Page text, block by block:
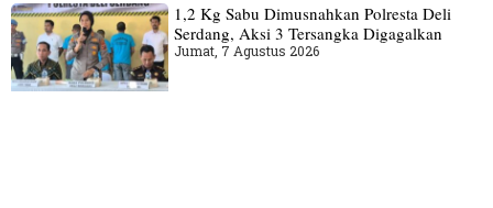
1,2 Kg Sabu Dimusnahkan Polresta Deli
Serdang, Aksi 3 Tersangka Digagalkan
Jumat, 7 Agustus 2026